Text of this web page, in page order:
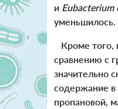
и Eubacterium
уменьшилось.
Кроме того,
сравнению с
значительно
содержание в
пропановой,